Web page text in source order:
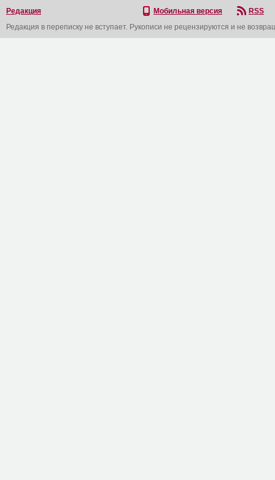
Редакция Мобильная версия
RSS
Редакция в переписку не вступает. Рукописи не рецензируются и не